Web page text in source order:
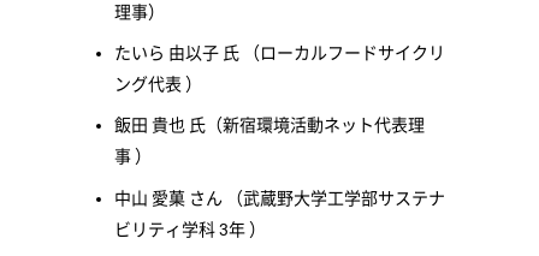
理事）
たいら 由以子 氏 （ローカルフードサイクリ
ング代表 ）
飯田 貴也 氏（新宿環境活動ネット代表理
事 ）
中山 愛菓 さん （武蔵野大学工学部サステナ
ビリティ学科 3年 ）